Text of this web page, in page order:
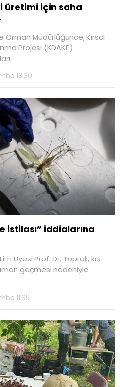
üretimi için saha
Orman Müdürlüğünce, Kırsal
Projesi (KDAKP)
13:30
istilası” iddialarına
Üyesi Prof. Dr. Toprak, kış
geçmesi nedeniyle
11:35